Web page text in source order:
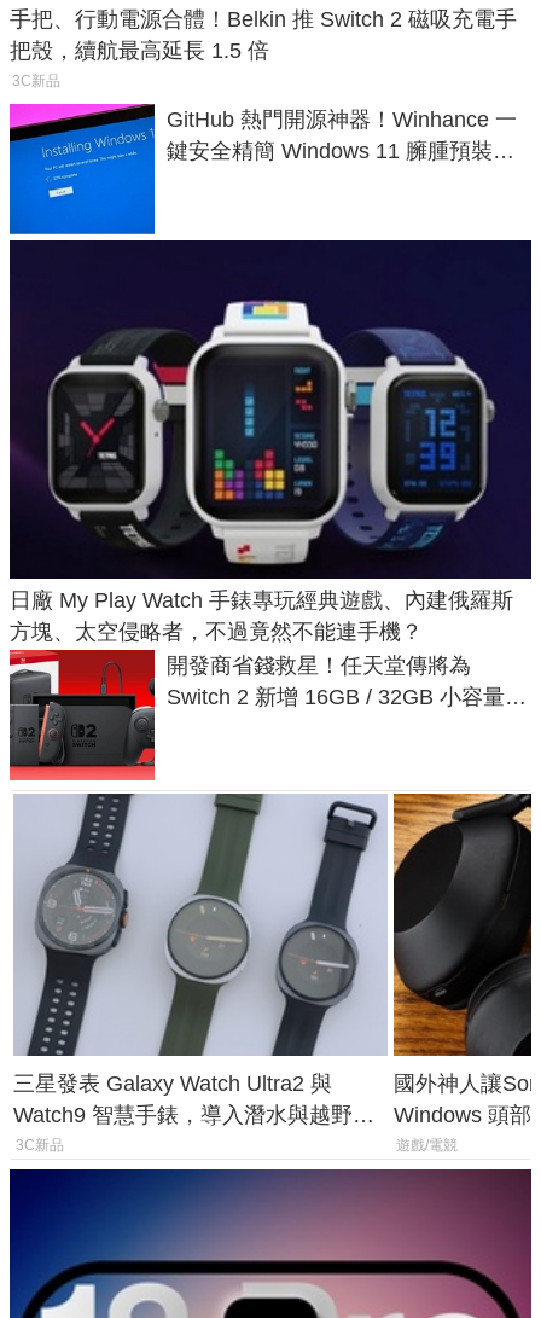
手把、行動電源合體！Belkin 推 Switch 2 磁吸充電手
把殼，續航最高延長 1.5 倍
3C新品
GitHub 熱門開源神器！Winhance 一
鍵安全精簡 Windows 11 臃腫預裝軟
日廠 My Play Watch 手錶專玩經典遊戲、內建俄羅斯
方塊、太空侵略者，不過竟然不能連手機？
開發商省錢救星！任天堂傳將為
Switch 2 新增 16GB / 32GB 小容量遊
三星發表 Galaxy Watch Ultra2 與
Watch9 智慧手錶，導入潛水與越野跑
導航功能
3C新品
國外神人讓
Windows 頭部
飛行超有感
遊戲/電競